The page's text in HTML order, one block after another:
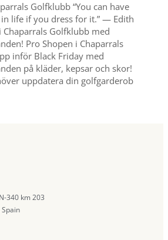
Golfklubb “You can have
life if you dress for it.” — Edith
Chaparrals Golfklubb med
Pro Shopen i Chaparrals
inför Black Friday med
på kläder, kepsar och skor!
uppdatera din golfgarderob
340 km 203